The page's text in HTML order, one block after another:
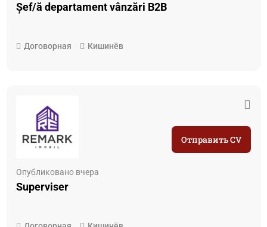
Șef/ă departament vânzări B2B
Договорная Кишинёв
Опубликовано вчера
Superviser
Отправить CV